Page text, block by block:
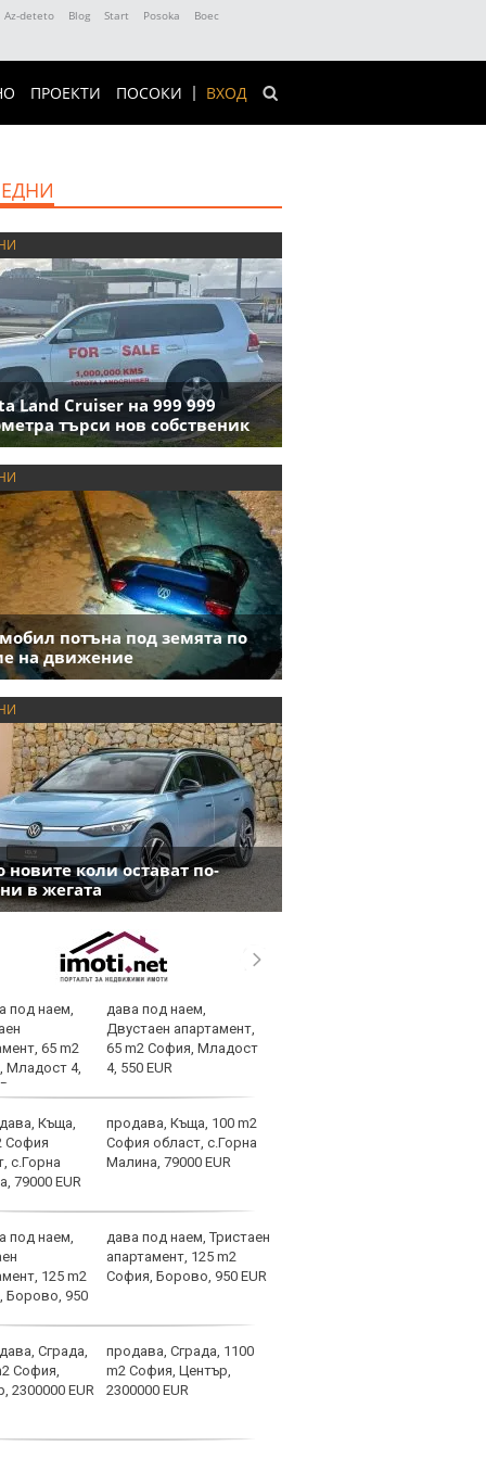
Az-deteto Blog Start Posoka
Boec
ВХОД
ПРОЕКТИ ПОСОКИ
Land Cruiser на 999 999
търси нов собственик
потъна под земята по
на движение
новите коли остават по-
в жегата
дава под наем,
Двустаен апартамент,
65 m2 София, Младост
4, 550 EUR
продава, Къща, 100 m2
София област, с.Горна
Малина, 79000 EUR
дава под наем, Тристаен
апартамент, 125 m2
София, Борово, 950 EUR
продава, Сграда, 1100
m2 София, Център,
2300000 EUR